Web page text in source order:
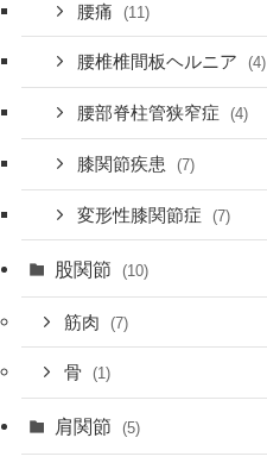
腰痛 (11)
腰椎椎間板ヘルニア (4)
腰部脊柱管狭窄症 (4)
膝関節疾患 (7)
変形性膝関節症 (7)
股関節 (10)
筋肉 (7)
骨 (1)
肩関節 (5)